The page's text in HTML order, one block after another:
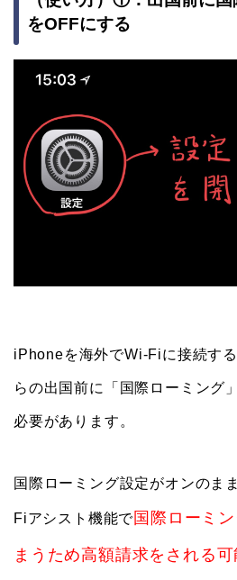
をOFFにする
iPhoneを海外でWi-Fiに接続す
らの出国前に「国際ローミング
必要があります。
国際ローミング設定がオンのま
Fiアシスト機能で国際ローミ
まうため高額請求をされる